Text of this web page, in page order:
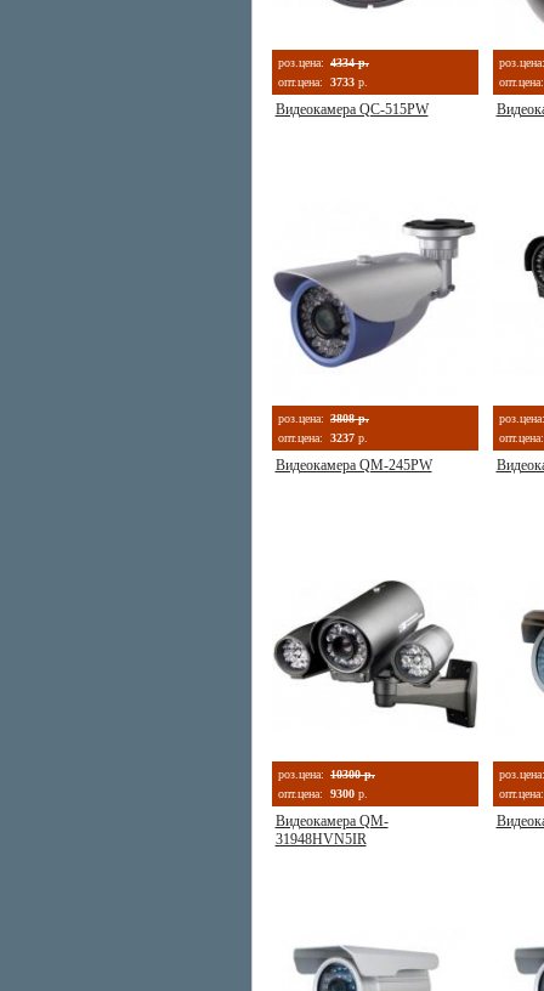
роз.цена: 4334 р.
опт.цена:
3733 р.
Видеокамера QC-515PW
роз.цена:
опт.цена:
роз.цена: 3808 р.
опт.цена:
3237 р.
Видеокамера QM-245PW
роз.цена:
опт.цена:
роз.цена: 10300 р.
опт.цена:
9300 р.
Видеокамера QM-
31948HVN5IR
роз.цена:
опт.цена: